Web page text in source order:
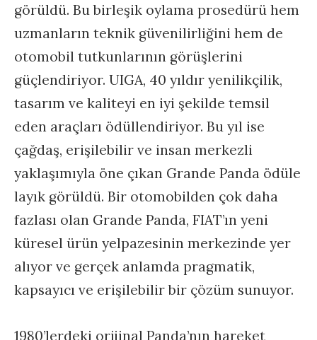
görüldü. Bu birleşik oylama prosedürü hem
uzmanların teknik güvenilirliğini hem de
otomobil tutkunlarının görüşlerini
güçlendiriyor. UIGA, 40 yıldır yenilikçilik,
tasarım ve kaliteyi en iyi şekilde temsil
eden araçları ödüllendiriyor. Bu yıl ise
çağdaş, erişilebilir ve insan merkezli
yaklaşımıyla öne çıkan Grande Panda ödüle
layık görüldü. Bir otomobilden çok daha
fazlası olan Grande Panda, FIAT’ın yeni
küresel ürün yelpazesinin merkezinde yer
alıyor ve gerçek anlamda pragmatik,
kapsayıcı ve erişilebilir bir çözüm sunuyor.
1980’lerdeki orijinal Panda’nın hareket